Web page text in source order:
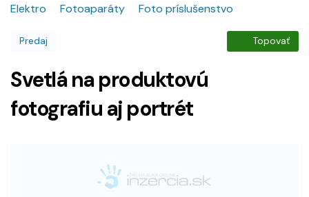
Elektro Fotoaparáty Foto príslušenstvo
Predaj Topovať
Svetlá na produktovú
fotografiu aj portrét